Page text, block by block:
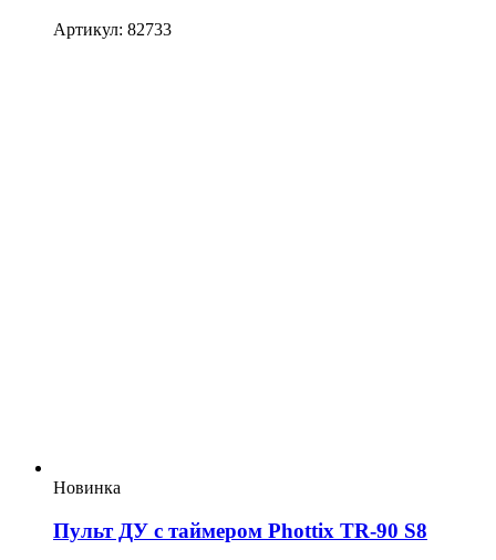
Артикул: 82733
Новинка
Пульт ДУ с таймером Phottix TR-90 S8